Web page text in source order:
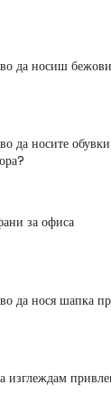
да носиш бежови
да носите
за офиса
да нося шапка
изглеждам